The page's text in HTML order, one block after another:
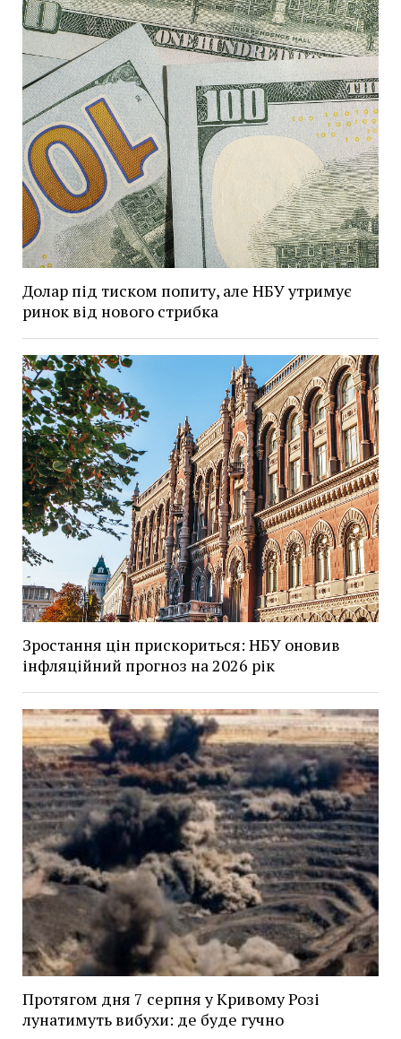
Долар під тиском попиту, але НБУ утримує
ринок від нового стрибка
Зростання цін прискориться: НБУ оновив
інфляційний прогноз на 2026 рік
Протягом дня 7 серпня у Кривому Розі
лунатимуть вибухи: де буде гучно